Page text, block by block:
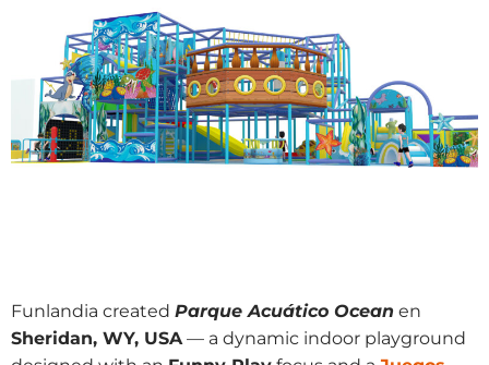
Funlandia created Parque Acuático Ocean en
Sheridan, WY, USA — a dynamic indoor playground